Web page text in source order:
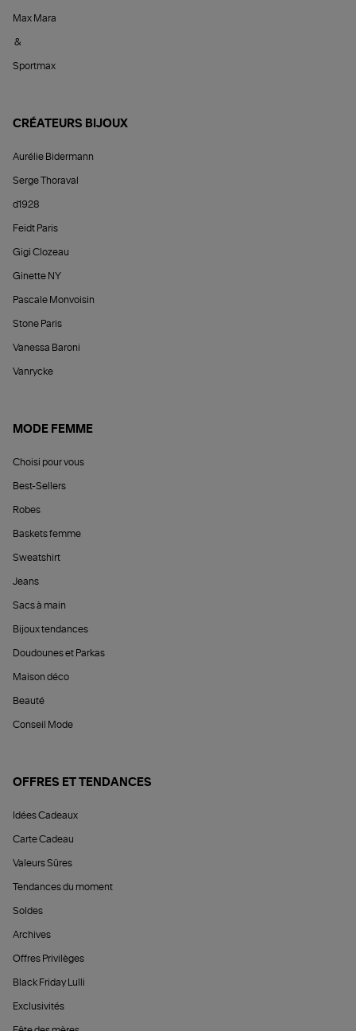
Max Mara
&
Sportmax
CRÉATEURS BIJOUX
Aurélie Bidermann
Serge Thoraval
d1928
Feidt Paris
Gigi Clozeau
Ginette NY
Pascale Monvoisin
Stone Paris
Vanessa Baroni
Vanrycke
MODE FEMME
Choisi pour vous
Best-Sellers
Robes
Baskets femme
Sweatshirt
Jeans
Sacs à main
Bijoux tendances
Doudounes et Parkas
Maison déco
Beauté
Conseil Mode
OFFRES ET TENDANCES
Idées Cadeaux
Carte Cadeau
Valeurs Sûres
Tendances du moment
Soldes
Archives
Offres Privilèges
Black Friday Lulli
Exclusivités